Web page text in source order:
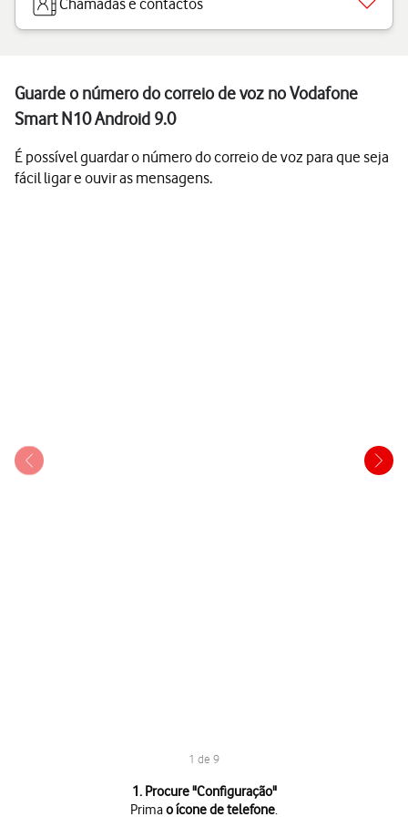
Chamadas e contactos
Guarde o número do correio de voz no Vodafone
Smart N10 Android 9.0
É possível guardar o número do correio de voz para que seja
fácil ligar e ouvir as mensagens.
1 de 9
1. Procure "Configuração"
Primao ícone de telefone.